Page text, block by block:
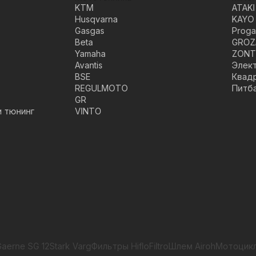
тюнинг
KTM
Husqvarna
Gasgas
Beta
Yamaha
Avantis
BSE
REGULMOTO
GR
VINTO
ATAKI
KAYO
SG 12Stark VargФильтры HifloFiltroШлем Airoh